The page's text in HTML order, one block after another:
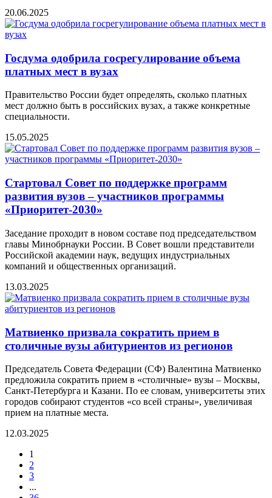
20.06.2025
Госдума одобрила госрегулирование объема
платных мест в вузах
Правительство России будет определять, сколько платных
мест должно быть в российских вузах, а также конкретные
специальности.
15.05.2025
Стартовал Совет по поддержке программ
развития вузов – участников программы
«Приоритет-2030»
Заседание проходит в новом составе под председательством
главы Минобрнауки России. В Совет вошли представители
Российской академии наук, ведущих индустриальных
компаний и общественных организаций.
13.03.2025
Матвиенко призвала сократить прием в
столичные вузы абитуриентов из регионов
Председатель Совета Федерации (СФ) Валентина Матвиенко
предложила сократить прием в «столичные» вузы – Москвы,
Санкт-Петербурга и Казани. По ее словам, университеты этих
городов собирают студентов «со всей страны», увеличивая
прием на платные места.
12.03.2025
1
2
3
...